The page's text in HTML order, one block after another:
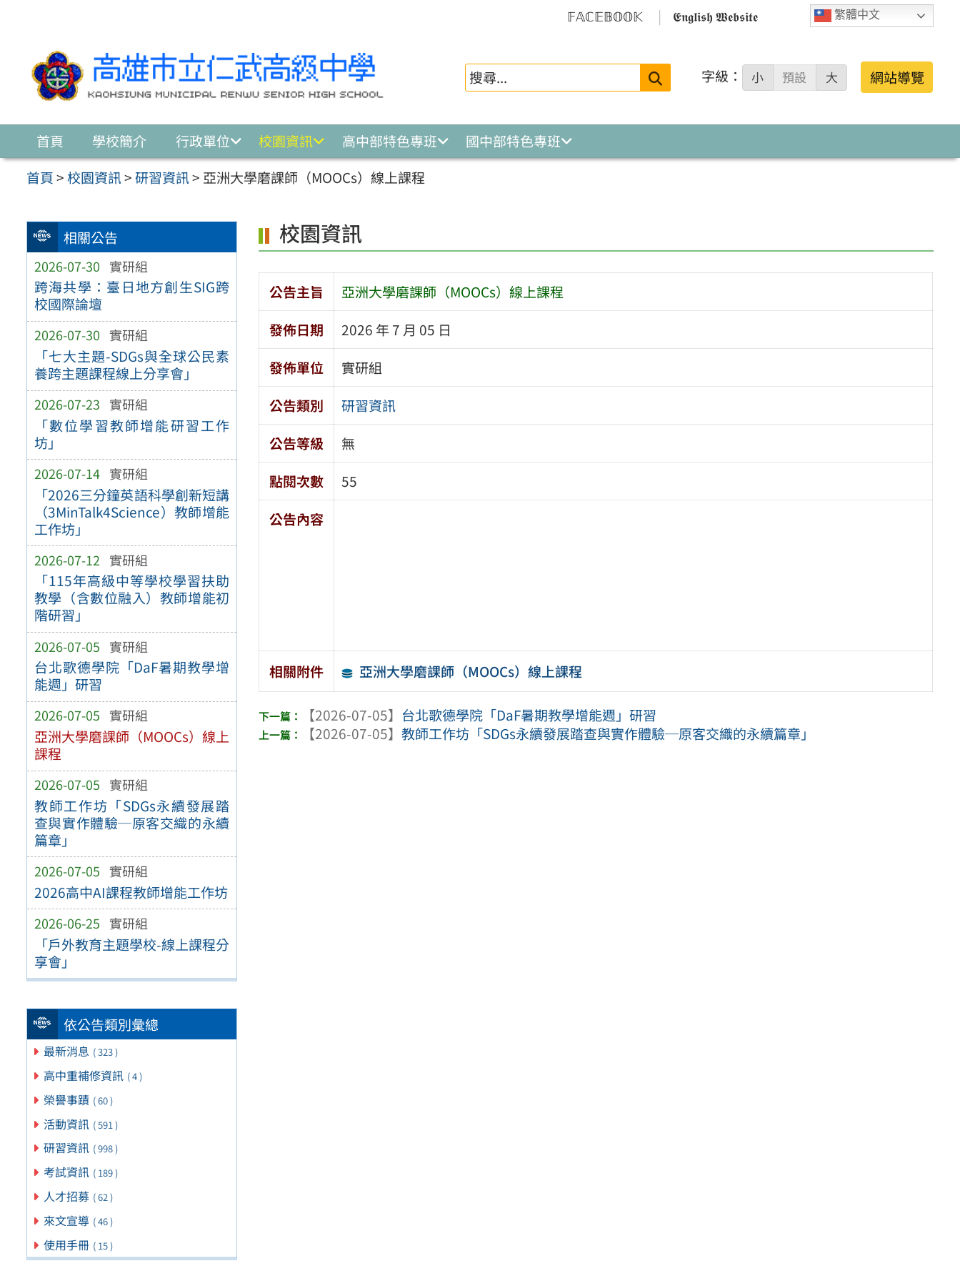
繁體中文
𝔽𝔸ℂ𝔼𝔹𝕆𝕆𝕂 𝕰𝖓𝖌𝖑𝖎𝖘𝖍 𝖂𝖊𝖇𝖘𝖎𝖙𝖊
搜
字級： 小 預設 大 網站導覽
首頁 學校簡介 行政單位 校園資訊 高中部特色專班
國中部特色專班
首頁>校園資訊>研習資訊> 亞洲大學磨課師（MOOCs）線上課程
相關公告
2026-07-30 實研組
跨海共學：臺日地方創生SIG跨
校國際論壇
2026-07-30 實研組
「七大主題-SDGs與全球公民素
養跨主題課程線上分享會」
2026-07-23 實研組
「數位學習教師增能研習工作
坊」
2026-07-14 實研組
「2026三分鐘英語科學創新短講
（3MinTalk4Science）教師增能
工作坊」
2026-07-12 實研組
「115年高級中等學校學習扶助
教學（含數位融入）教師增能初
階研習」
2026-07-05 實研組
台北歌德學院「DaF暑期教學增
能週」研習
2026-07-05 實研組
亞洲大學磨課師（MOOCs）線上
課程
2026-07-05 實研組
教師工作坊「SDGs永續發展踏
查與實作體驗─原客交織的永續
篇章」
2026-07-05 實研組
2026高中AI課程教師增能工作坊
2026-06-25 實研組
「戶外教育主題學校-線上課程分
享會」
依公告類別彙總
最新消息 ( 323 )
高中重補修資訊 ( 4 )
榮譽事蹟 ( 60 )
活動資訊 ( 591 )
研習資訊 ( 998 )
考試資訊 ( 189 )
人才招募 ( 62 )
來文宣導 ( 46 )
使用手冊 ( 15 )
校園資訊
公告主旨
亞洲大學磨課師（MOOCs）線上課程
發佈日期
2026 年 7 月 05 日
發佈單位
實研組
公告類別
研習資訊
公告等級
無
點閱次數
55
公告內容
相關附件 亞洲大學磨課師（MOOCs）線上課程
【2026-07-05】 台北歌德學院「DaF暑期教學增能週」研習
【2026-07-05】教師工作坊「SDGs永續發展踏查與實作體驗─原客交織的永續篇章」